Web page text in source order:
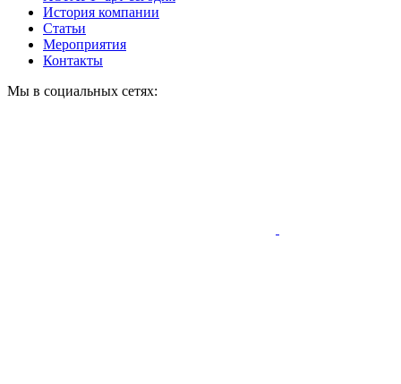
История компании
Статьи
Мероприятия
Контакты
Мы в социальных сетях: